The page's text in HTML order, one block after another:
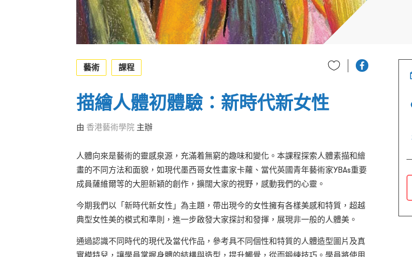
藝術 課程
描繪人體初體驗：新時代新女性
由 香港藝術學院 主辦
人體向來是藝術的靈感泉源，充滿着無窮的趣味和變化。本課程探索人體素描和繪
畫的不同方法和面貌，如現代墨西哥女性畫家卡蘿、當代英國青年藝術家YBAs重要
成員薩維爾等的大胆新穎的創作，擴闊大家的視野，感動我們的心靈。
今期我們以「新時代新女性」為主題，帶出現今的女性擁有各樣美感和特質，超越
典型女性美的模式和準則，進一步啟發大家探討和發揮，展現非一般的人體美。
通過認識不同時代的現代及當代作品，參考具不同個性和特質的人體造型圖片及真
實模特兒，讓學員掌握身體的結構與造型，提升觸覺，從而鍛練技巧。學員將使用